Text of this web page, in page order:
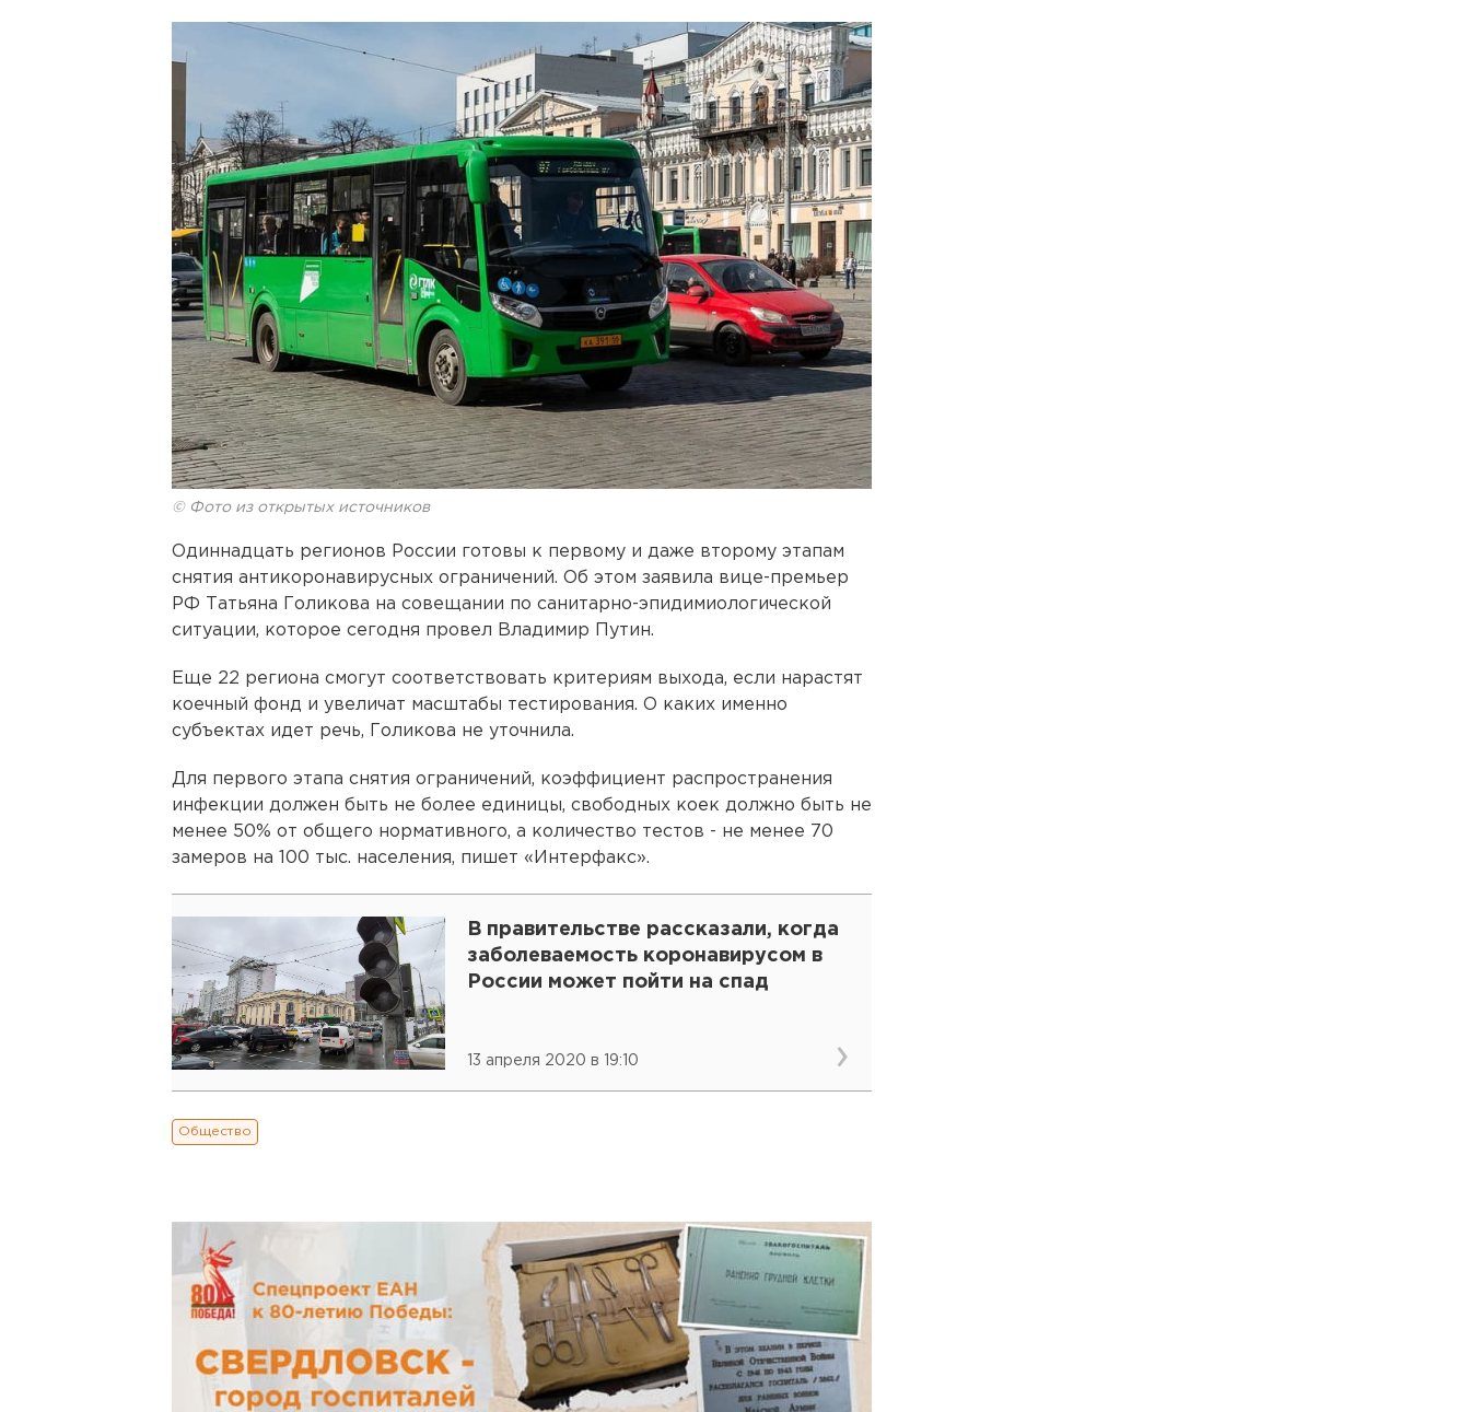
© Фото из открытых источников
Одиннадцать регионов России готовы к первому и даже второму этапам
снятия антикоронавирусных ограничений. Об этом заявила вице-премьер
РФ Татьяна Голикова на совещании по санитарно-эпидимиологической
ситуации, которое сегодня провел Владимир Путин.
Еще 22 региона смогут соответствовать критериям выхода, если нарастят
коечный фонд и увеличат масштабы тестирования. О каких именно
субъектах идет речь, Голикова не уточнила.
Для первого этапа снятия ограничений, коэффициент распространения
инфекции должен быть не более единицы, свободных коек должно быть не
менее 50% от общего нормативного, а количество тестов - не менее 70
замеров на 100 тыс. населения, пишет «Интерфакс».
В правительстве рассказали, когда
заболеваемость коронавирусом в
России может пойти на спад
13 апреля 2020 в 19:10
Общество